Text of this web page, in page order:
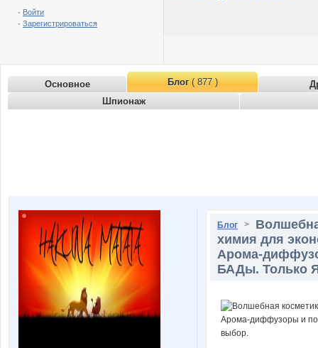
- Войти
- Зарегистрироваться
Основное Блог( 877 )
Шпионаж
Блог >
химия для
Арома-
БАДы. Только